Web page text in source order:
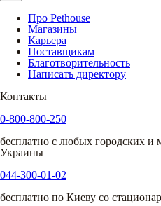
Про Pethouse
Магазины
Карьера
Поставщикам
Благотворительность
Написать директору
Контакты
0-800-800-250
бесплатно с любых городских и
Украины
044-300-01-02
бесплатно по Киеву со